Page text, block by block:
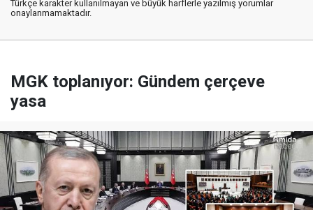
Türkçe karakter kullanılmayan ve büyük harflerle yazılmış yorumlar
onaylanmamaktadır.
MGK toplanıyor: Gündem çerçeve
yasa